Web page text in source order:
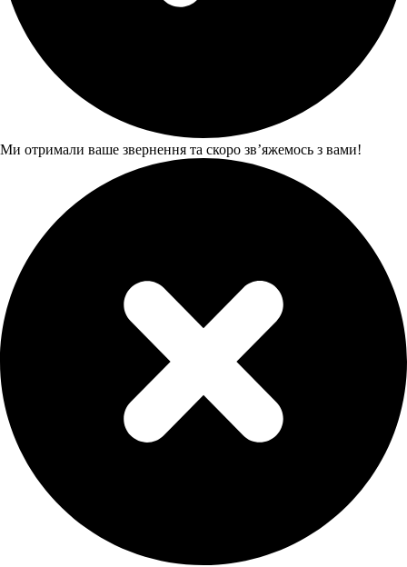
Ми отримали ваше звернення та скоро звʼяжемось з вами!